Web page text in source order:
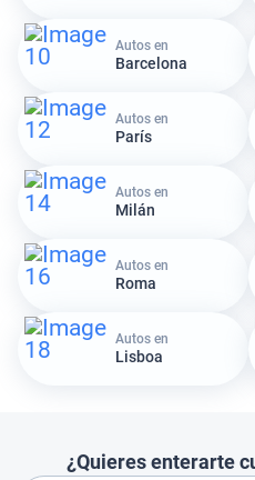
Autos en
Barcelona
Autos en
París
Autos en
Milán
Autos en
Roma
Autos en
Lisboa
¿Quieres enterarte